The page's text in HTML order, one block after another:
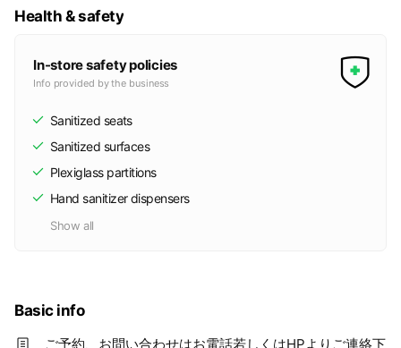
Health & safety
In-store safety policies
Info provided by the business
Sanitized seats
Sanitized surfaces
Plexiglass partitions
Hand sanitizer dispensers
Show all
Basic info
ご予約、お問い合わせはお電話若しくはHPよりご連絡下